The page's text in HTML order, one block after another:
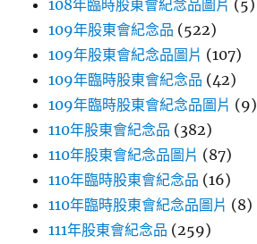
108年臨時股東會紀念品圖片 (5)
109年股東會紀念品 (522)
109年股東會紀念品圖片 (107)
109年臨時股東會紀念品 (42)
109年臨時股東會紀念品圖片 (9)
110年股東會紀念品 (382)
110年股東會紀念品圖片 (87)
110年臨時股東會紀念品 (16)
110年臨時股東會紀念品圖片 (8)
111年股東會紀念品 (259)